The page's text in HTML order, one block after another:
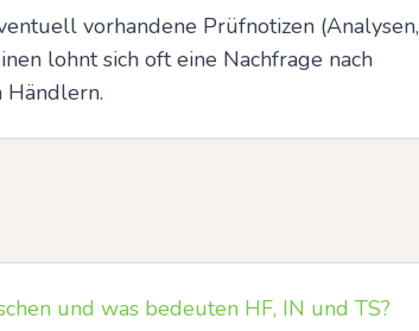
vorhandene Prüfnotizen (Analysen,
lohnt sich oft eine Nachfrage nach
Händlern.
und was bedeuten HF, IN und TS?